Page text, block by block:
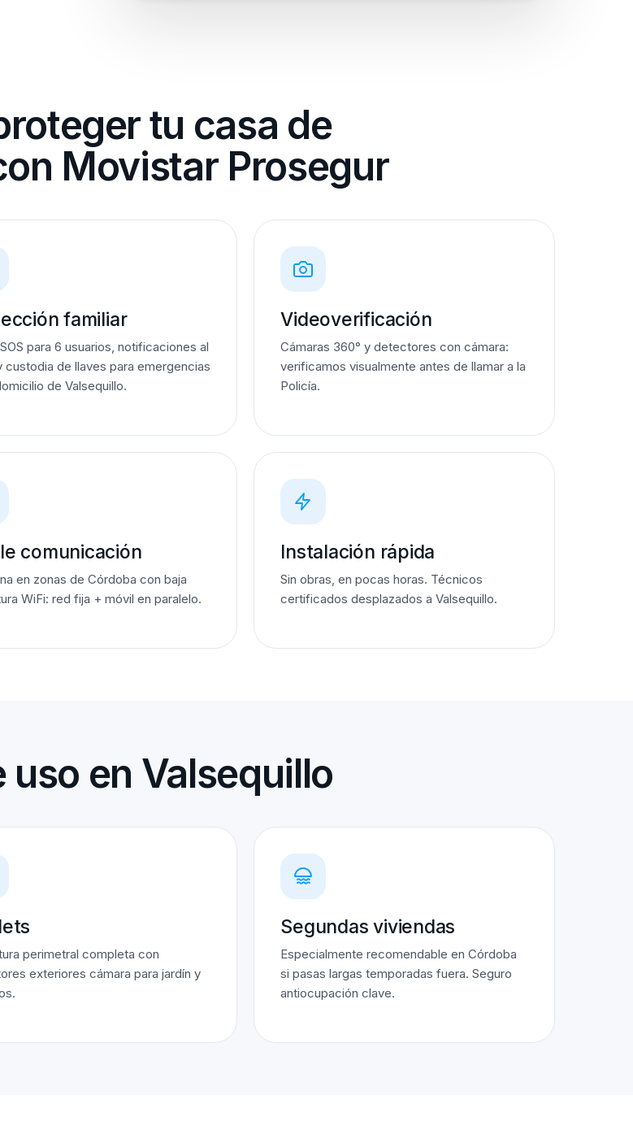
tu casa de
Movistar Prosegur
familiar
para 6 usuarios, notificaciones al
custodia de llaves para emergencias
de Valsequillo.
Videoverificación
Cámaras 360° y detectores con cámara:
verificamos visualmente antes de llamar a la
Policía.
comunicación
en zonas de Córdoba con baja
WiFi: red fija + móvil en paralelo.
Instalación rápida
Sin obras, en pocas horas. Técnicos
certificados desplazados a Valsequillo.
uso en Valsequillo
perimetral completa con
exteriores cámara para jardín y
Segundas viviendas
Especialmente recomendable en Córdoba
si pasas largas temporadas fuera. Seguro
antiocupación clave.